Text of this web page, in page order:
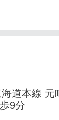
道本線 元
9分